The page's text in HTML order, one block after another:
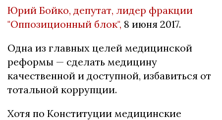
Юрий Бойко, депутат, лидер фракции
"Оппозиционный блок", 8 июня 2017.
Одна из главных целей медицинской
реформы — сделать медицину
качественной и доступной, избавиться от
тотальной коррупции.
Хотя по Конституции медицинские